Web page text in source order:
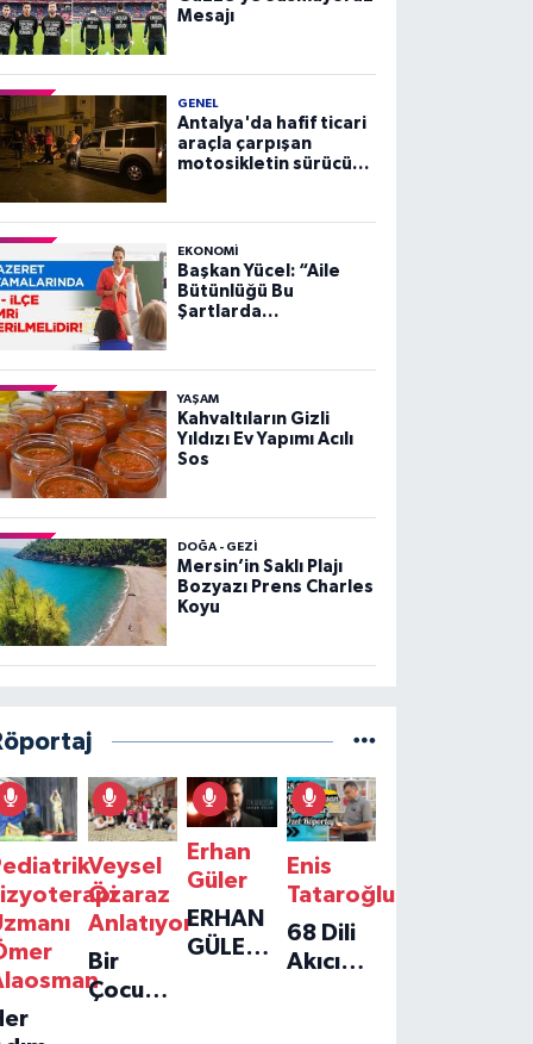
Mesajı
GENEL
Antalya'da hafif ticari
araçla çarpışan
motosikletin sürücüsü
EKONOMI
Başkan Yücel: “Aile
Bütünlüğü Bu
Şartlarda
YAŞAM
Kahvaltıların Gizli
Yıldızı Ev Yapımı Acılı
Sos
DOĞA - GEZI
Mersin’in Saklı Plajı
Bozyazı Prens Charles
Koyu
Veysel
Özaraz
Anlatıyor
Bir
Çocuğun
Erhan
Güler
ERHAN
GÜLER'IN
Enis
Tataroğlu
68 Dili
Akıcı